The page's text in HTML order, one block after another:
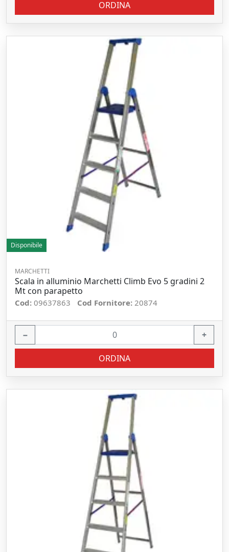
ORDINA
Disponibile
MARCHETTI
Scala in alluminio Marchetti Climb Evo 5 gradini 2
Mt con parapetto
Cod: 09637863 Cod Fornitore: 20874
− +
ORDINA